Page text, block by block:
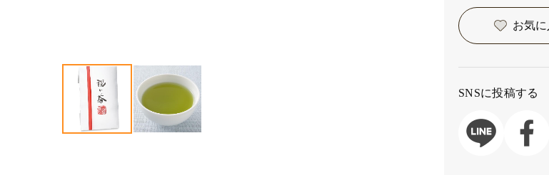
お気
SNSに投稿する